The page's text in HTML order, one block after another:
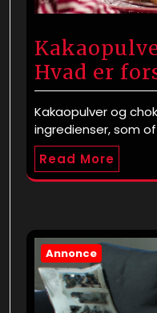
Hvad er
Kakaopulver og
ingredienser, som
Read More
Annonce